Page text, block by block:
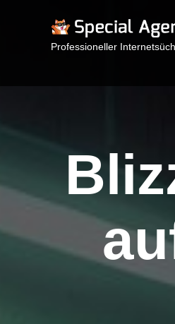
Professioneller